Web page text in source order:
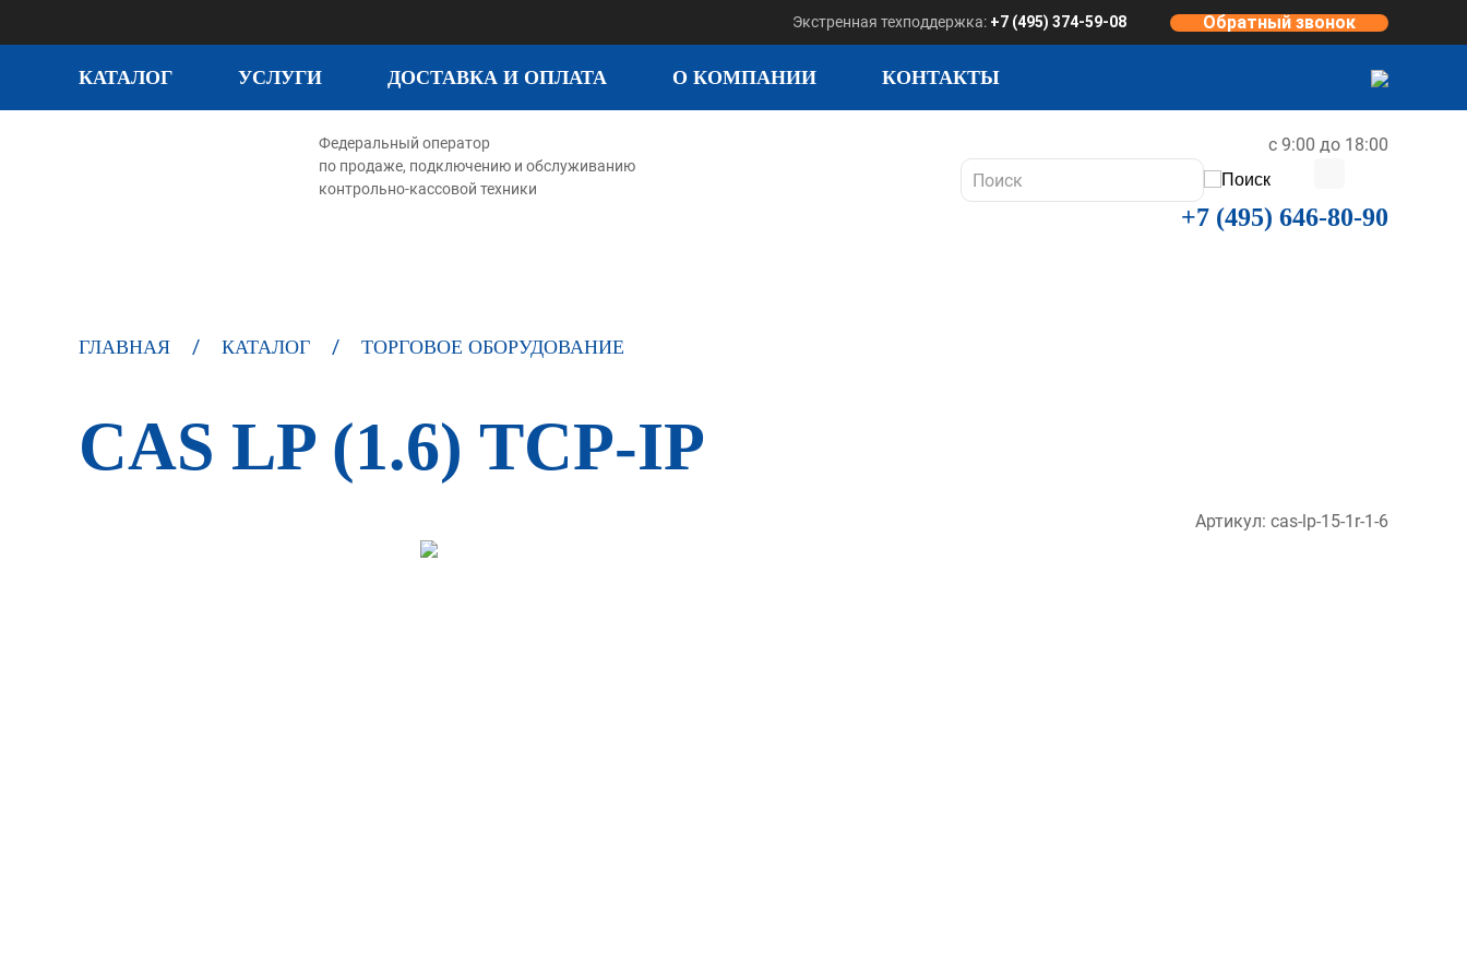
Экстренная техподдержка: +7 (495) 374-59-08 Обратный звонок
КАТАЛОГ УСЛУГИ ДОСТАВКА И ОПЛАТА О КОМПАНИИ КОНТАКТЫ
Федеральный оператор
по продаже, подключению и обслуживанию
контрольно-кассовой техники
с 9:00 до 18:00
+7 (495) 646-80-90
ГЛАВНАЯ КАТАЛОГ ТОРГОВОЕ ОБОРУДОВАНИЕ
CAS LP (1.6) TCP-IP
Артикул: cas-lp-15-1r-1-6